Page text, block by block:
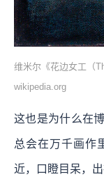
维米尔《花边女工（
wikipedia.org
这也是为什么在
总会在万千画作
近，口瞪目呆，出